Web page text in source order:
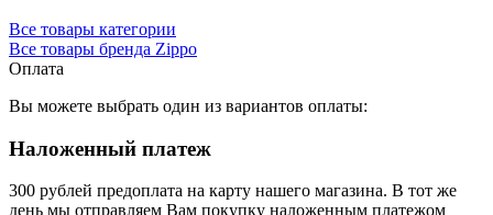
Все товары категории
Все товары бренда Zippo
Оплата
Вы можете выбрать один из вариантов оплаты:
Наложенный платеж
300 рублей предоплата на карту нашего магазина. В тот же
день мы отправляем Вам покупку наложенным платежом